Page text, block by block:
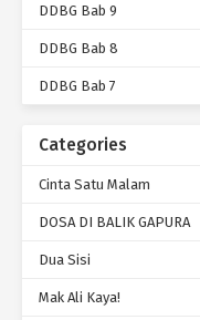
DDBG Bab 9
DDBG Bab 8
DDBG Bab 7
Categories
Cinta Satu Malam
DOSA DI BALIK GAPURA
Dua Sisi
Mak Ali Kaya!